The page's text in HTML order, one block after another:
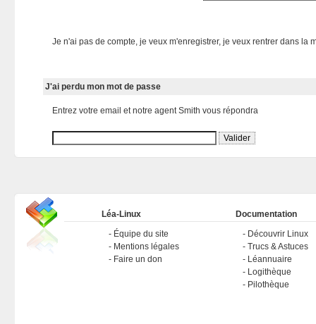
Je n'ai pas de compte, je veux m'enregistrer, je veux rentrer dans la
J'ai perdu mon mot de passe
Entrez votre email et notre agent Smith vous répondra
Léa-Linux
Équipe du site
Mentions légales
Faire un don
Documentation
Découvrir Linux
Trucs & Astuces
Léannuaire
Logithèque
Pilothèque